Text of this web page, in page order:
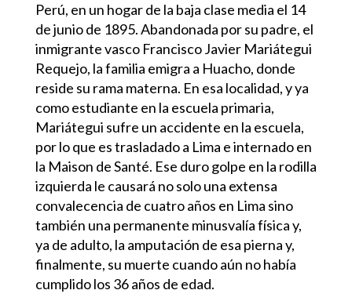
Perú, en un hogar de la baja clase media el 14
de junio de 1895. Abandonada por su padre, el
inmigrante vasco Francisco Javier Mariátegui
Requejo, la familia emigra a Huacho, donde
reside su rama materna. En esa localidad, y ya
como estudiante en la escuela primaria,
Mariátegui sufre un accidente en la escuela,
por lo que es trasladado a Lima e internado en
la Maison de Santé. Ese duro golpe en la rodilla
izquierda le causará no solo una extensa
convalecencia de cuatro años en Lima sino
también una permanente minusvalía física y,
ya de adulto, la amputación de esa pierna y,
finalmente, su muerte cuando aún no había
cumplido los 36 años de edad.